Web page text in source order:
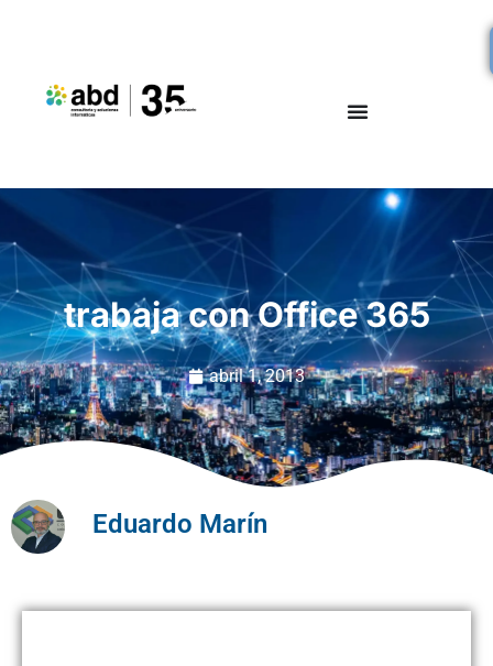
trabaja con Office 365
abril 1, 2013
Eduardo Marín